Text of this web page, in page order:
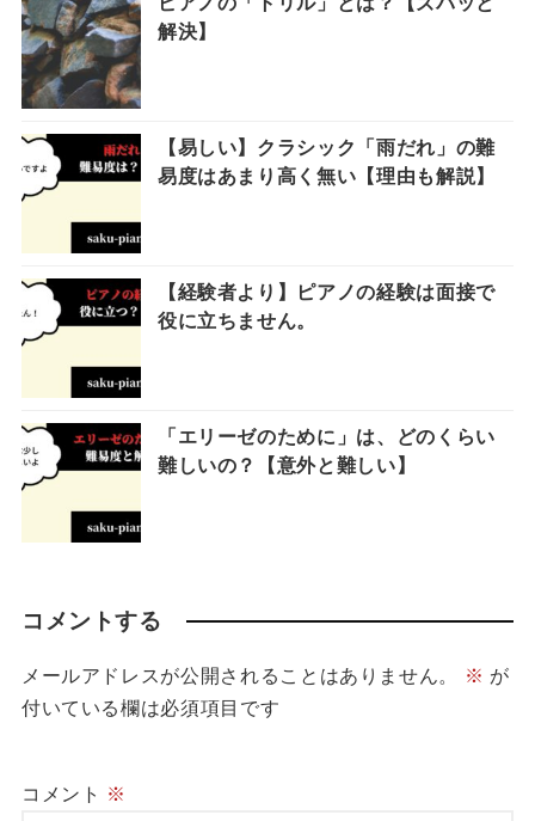
解決】
【易しい】クラシック「雨だれ」の難
易度はあまり高く無い【理由も解説】
【経験者より】ピアノの経験は面接で
役に立ちません。
「エリーゼのために」は、どのくらい
難しいの？【意外と難しい】
コメントする
メールアドレスが公開されることはありません。 ※ が
付いている欄は必須項目です
コメント ※